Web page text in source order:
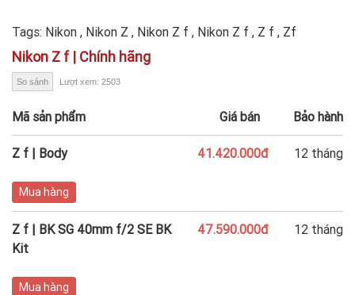
Tags: Nikon , Nikon Z , Nikon Z f , Nikon Z f , Z f , Zf
Nikon Z f | Chính hãng
So sánh Lượt xem: 2503
Mã sản phẩm Giá bán Bảo hành
Z f | Body 41.420.000đ 12 tháng
Mua hàng
Z f | BK SG 40mm f/2 SE BK
Kit
47.590.000đ 12 tháng
Mua hàng